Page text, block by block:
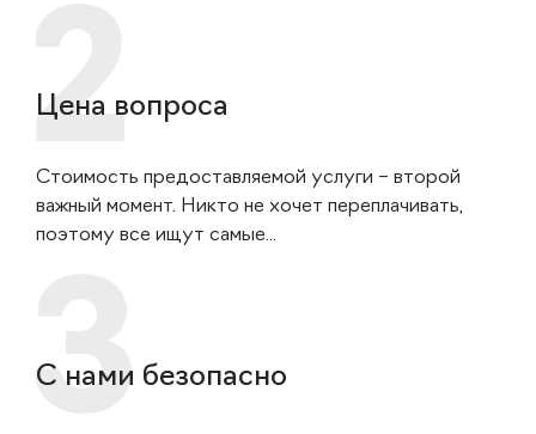
Цена вопроса
Стоимость предоставляемой услуги – второй
важный момент. Никто не хочет переплачивать,
поэтому все ищут самые...
С нами безопасно